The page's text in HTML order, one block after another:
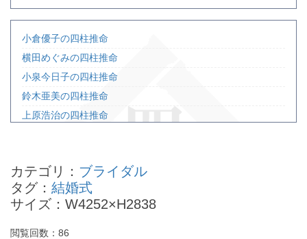
小倉優子の四柱推命
横田めぐみの四柱推命
小泉今日子の四柱推命
鈴木亜美の四柱推命
上原浩治の四柱推命
槙原敬之の四柱推命
浜崎あゆみの四柱推命
木梨憲武の四柱推命
カテゴリ： ブライダル
タグ： 結婚式
サイズ：W4252×H2838
閲覧回数： 86